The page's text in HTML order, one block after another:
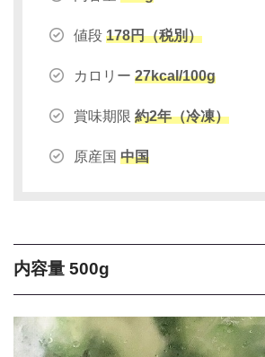
値段 178円（税別）
カロリー 27kcal/100g
賞味期限 約2年（冷凍）
原産国 中国
内容量 500g